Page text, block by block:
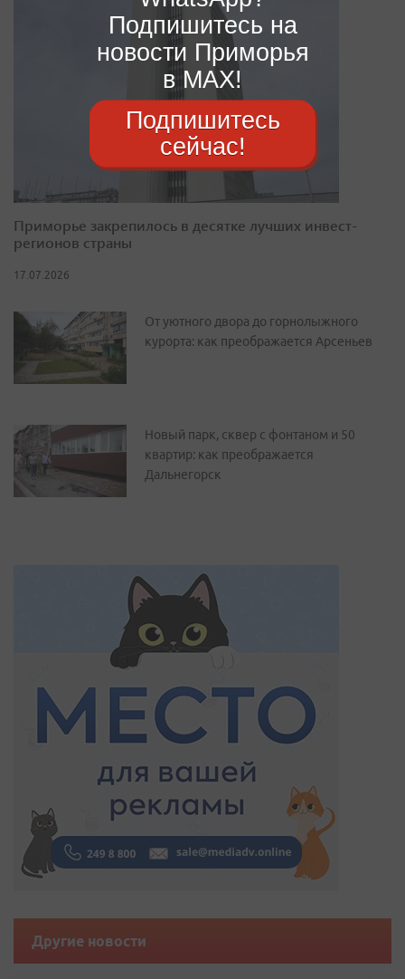
Приморье закрепилось в десятке лучших инвест-
регионов страны
17.07.2026
От уютного двора до горнолыжного
курорта: как преображается Арсеньев
Новый парк, сквер с фонтаном и 50
квартир: как преображается
Дальнегорск
Другие новости
Подпишитесь на
новости Приморья
в MAX!
Подпишитесь
сейчас!